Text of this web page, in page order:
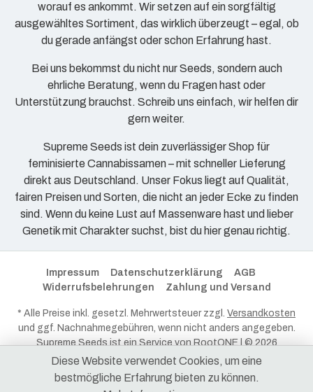
worauf es ankommt. Wir setzen auf ein sorgfältig
ausgewähltes Sortiment, das wirklich überzeugt – egal, ob
du gerade anfängst oder schon Erfahrung hast.
Bei uns bekommst du nicht nur Seeds, sondern auch
ehrliche Beratung, wenn du Fragen hast oder
Unterstützung brauchst. Schreib uns einfach, wir helfen dir
gern weiter.
Supreme Seeds ist dein zuverlässiger Shop für
feminisierte Cannabissamen – mit schneller Lieferung
direkt aus Deutschland. Unser Fokus liegt auf Qualität,
fairen Preisen und Sorten, die nicht an jeder Ecke zu finden
sind. Wenn du keine Lust auf Massenware hast und lieber
Genetik mit Charakter suchst, bist du hier genau richtig.
Impressum Datenschutzerklärung
AGB
Widerrufsbelehrungen
Zahlung und Versand
* Alle Preise inkl. gesetzl. Mehrwertsteuer zzgl. Versandkosten
und ggf. Nachnahmegebühren, wenn nicht anders angegeben.
Supreme Seeds ist ein Service vonRootONE| © 2026
RootONE - Alle Rechte vorbehalten.
Diese Website verwendet Cookies, um eine
bestmögliche Erfahrung bieten zu können.